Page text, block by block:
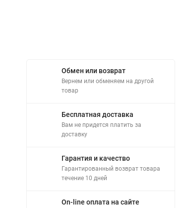
Обмен или возврат
Вернем или обменяем на другой
товар
Бесплатная доставка
Вам не придется платить за
доставку
Гарантия и качество
Гарантированный возврат товара
течение 10 дней
On-line оплата на сайте